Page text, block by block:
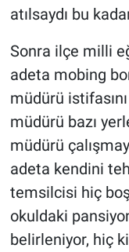
atılsaydı bu
Sonra ilçe milli
adeta mobing
müdürü
müdürü bazı
müdürü
adeta kendini
temsilcisi hiç
okuldaki
belirleniyor, hiç